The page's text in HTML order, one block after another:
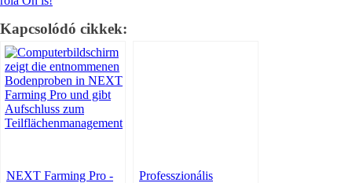
Kapcsolódó cikkek:
NEXT Farming Pro -
Professzionális